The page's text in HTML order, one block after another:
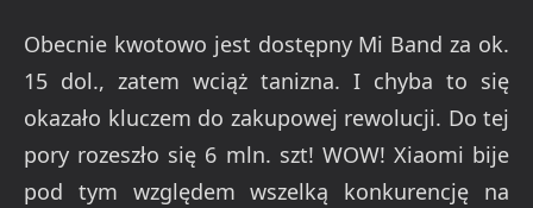
Obecnie kwotowo jest dostępny Mi Band za ok.
15 dol., zatem wciąż tanizna. I chyba to się
okazało kluczem do zakupowej rewolucji. Do tej
pory rozeszło się 6 mln. szt! WOW! Xiaomi bije
pod tym względem wszelką konkurencję na